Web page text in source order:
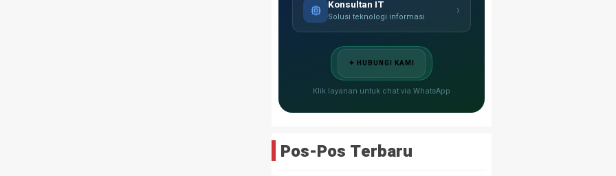
Konsultan IT
Solusi teknologi informasi ›
✦ HUBUNGI KAMI
Klik layanan untuk chat via WhatsApp
Pos-Pos Terbaru